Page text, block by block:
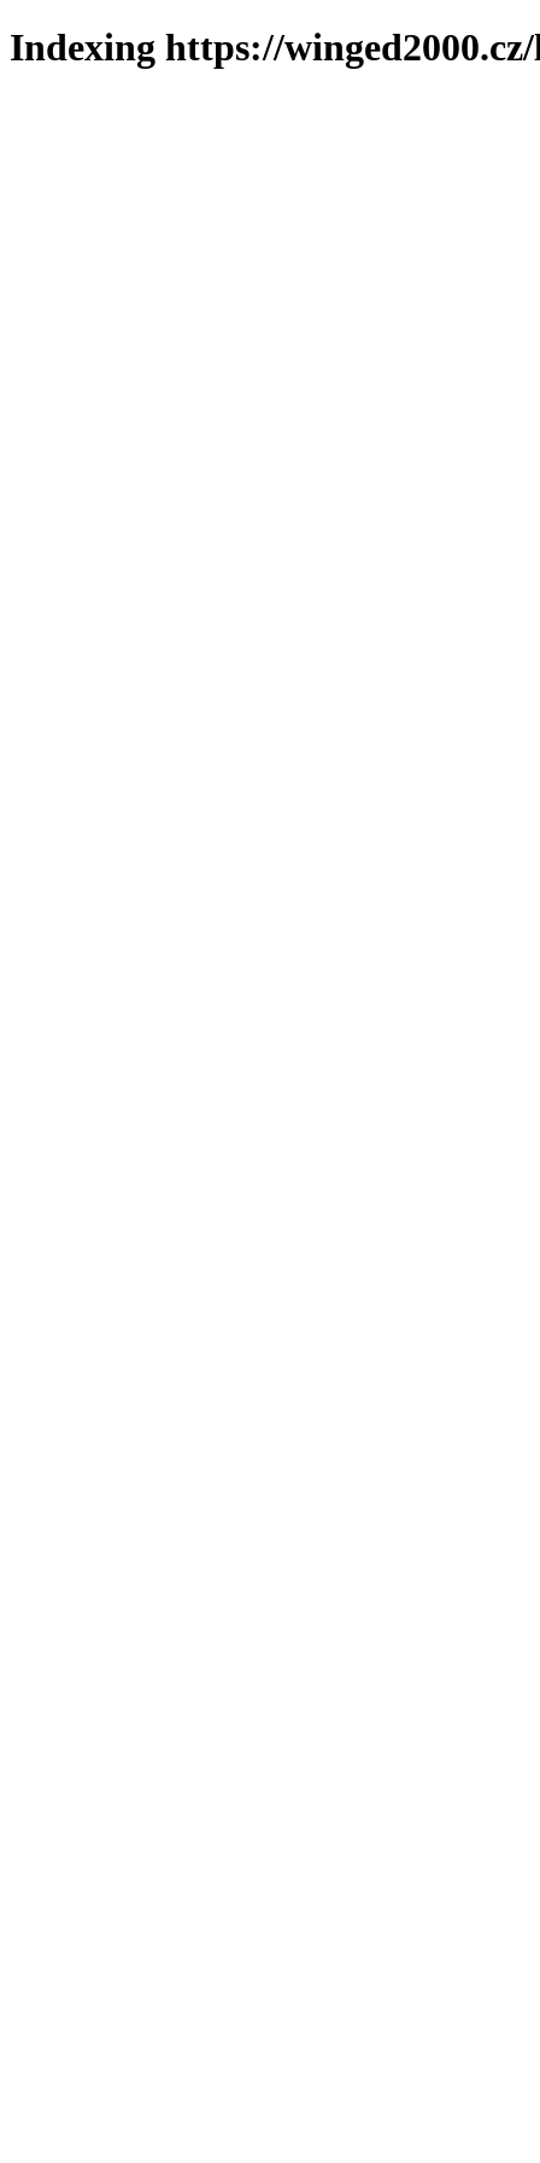
Indexing https://